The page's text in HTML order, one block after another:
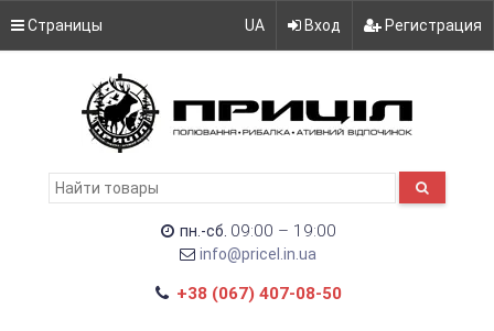
Страницы UA Вход Регистрация
пн.-сб. 09:00 – 19:00
info@pricel.in.ua
+38 (067) 407-08-50